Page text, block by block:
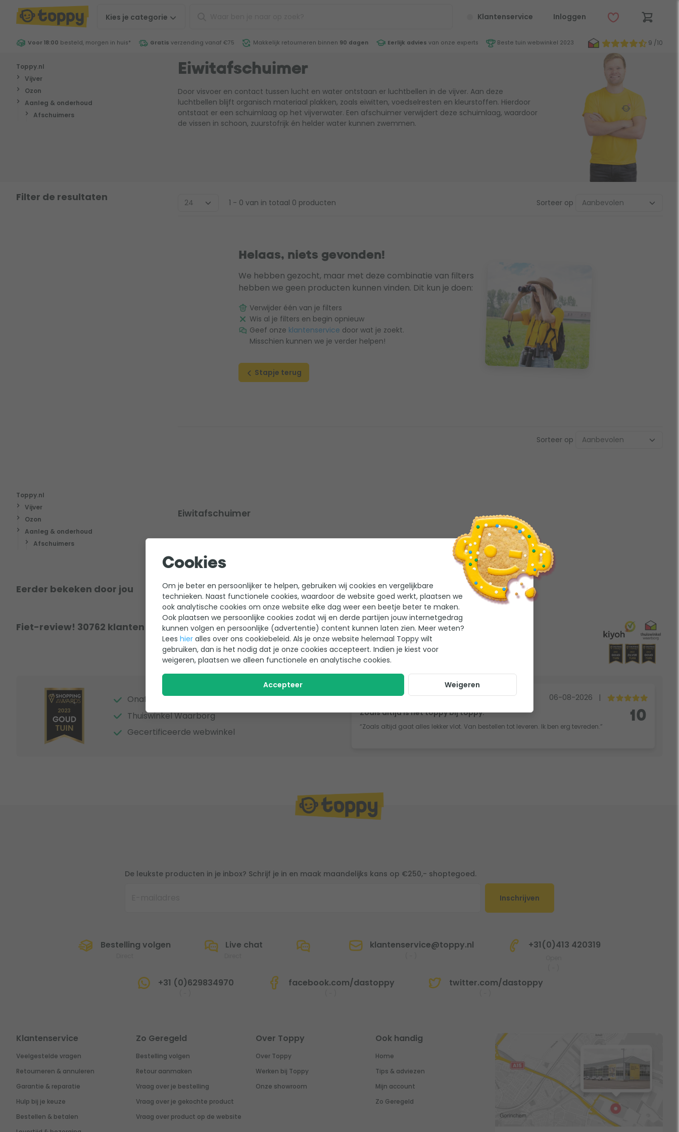
Kies je categorie Klantenservice Inloggen
Voor 18:00 besteld, morgen in huis* Gratis verzending vanaf €75 Makkelijk retourneren binnen 90 dagen Eerlijk advies van onze experts Beste tuin webwinkel 2023 9 /10
Toppy.nl
Vijver
Ozon
Aanleg & onderhoud
Afschuimers
Eiwitafschuimer
Door visvoer en contact tussen lucht en water ontstaan er luchtbellen in de vijver. Aan deze
luchtbellen blijft organisch materiaal plakken, zoals eiwitten, voedselresten en kleurstoffen. Hierdoor
ontstaat er een schuimlaag op het vijverwater. Een afschuimer verwijdert deze schuimlaag, waardoor
de vissen in schoon, zuurstofrijk én helder water kunnen zwemmen.
Filter de resultaten 1 - 0 van in totaal 0 producten Sorteer op
Helaas, niets gevonden!
We hebben gezocht, maar met deze combinatie van filters
hebben we geen producten kunnen vinden. Dit kun je doen:
Verwijder één van je filters
Wis al je filters en begin opnieuw
Geef onze klantenservice door wat je zoekt.
Misschien kunnen we je verder helpen!
Stapje terug
Sorteer op
Toppy.nl
Vijver
Ozon
Aanleg & onderhoud
Afschuimers
Eiwitafschuimer
Eerder bekeken door jou
Fiet-review! 30762 klanten hebben al een review achter gelaten!
Onafhankelijke beoordelingen
Thuiswinkel Waarborg
Gecertificeerde webwinkel
Joop, Clinge 06-08-2026
|
Zoals altijd is het toppy bij toppy.
“Zoals altijd gaat alles lekker vlot. Van bestellen tot leveren. Ik ben erg tevreden.”
10
De leukste producten in je inbox? Schrijf je in en maak maandelijks kans op €250,- shoptegoed.
Inschrijven
Bestelling volgen Live chat klantenservice@toppy.nl +31(0)413 420319
+31 (0)629834970 facebook.com/dastoppy twitter.com/dastoppy
Klantenservice
Veelgestelde vragen
Retourneren & annuleren
Garantie & reparatie
Hulp bij je keuze
Bestellen & betalen
Zo Geregeld
Bestelling volgen
Retour aanmaken
Vraag over je bestelling
Vraag over je gekochte product
Vraag over product op de website
Over Toppy
Over Toppy
Werken bij Toppy
Onze showroom
Ook handig
Home
Tips & adviezen
Mijn account
Zo Geregeld
Cookies
Om je beter en persoonlijker te helpen, gebruiken wij cookies en vergelijkbare
technieken. Naast functionele cookies, waardoor de website goed werkt, plaatsen we
ook analytische cookies om onze website elke dag weer een beetje beter te maken.
Ook plaatsen we persoonlijke cookies zodat wij en derde partijen jouw internetgedrag
kunnen volgen en persoonlijke (advertentie) content kunnen laten zien. Meer weten?
Lees hier alles over ons cookiebeleid. Als je onze website helemaal Toppy wilt
gebruiken, dan is het nodig dat je onze cookies accepteert. Indien je kiest voor
weigeren, plaatsen we alleen functionele en analytische cookies.
Accepteer Weigeren